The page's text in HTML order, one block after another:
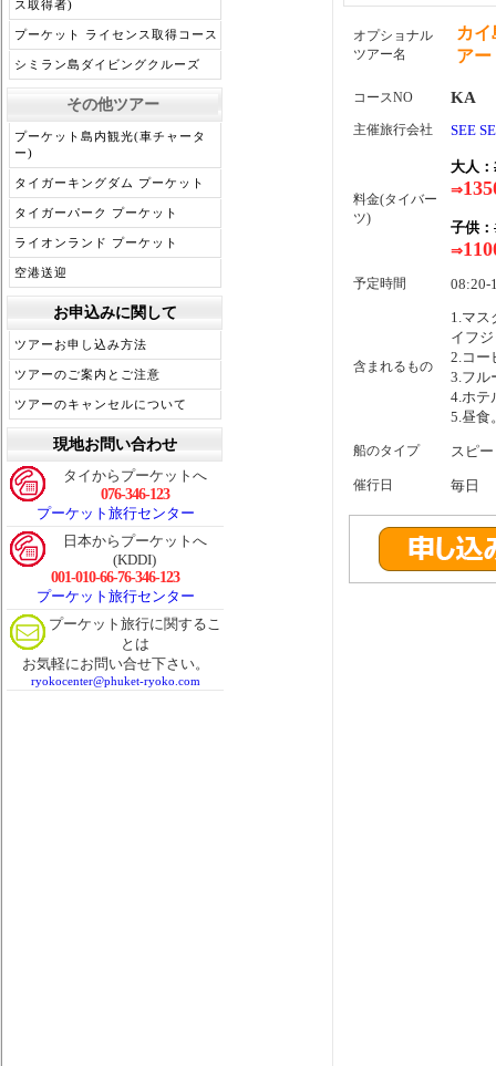
ス取得者)
プーケット ライセンス取得コース
シミラン島ダイビングクルーズ
その他ツアー
プーケット島内観光(車チャータ
ー)
タイガーキングダム プーケット
タイガーパーク プーケット
ライオンランド プーケット
空港送迎
お申込みに関して
ツアーお申し込み方法
ツアーのご案内とご注意
ツアーのキャンセルについて
現地お問い合わせ
タイからプーケットへ
076-346-123
プーケット旅行センター
日本からプーケットへ
(KDDI)
001-010-66-76-346-123
プーケット旅行センター
プーケット旅行に関するこ
とは
お気軽にお問い合せ下さい。
ryokocenter@phuket-ryoko.com
オプショナル
ツアー名
カ
アー
コースNO KA
主催旅行会社 SEE
料金(タイバー
ツ)
大人：
⇒
子供：
⇒
予定時間 08:20-
含まれるもの
1.マス
イフ
2.コー
3.フル
4.ホテ
5.昼食
船のタイプ スピ
催行日 毎日